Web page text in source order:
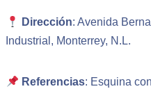
Dirección: Avenida
Industrial, Monterrey, N.L.
Referencias: Esquina